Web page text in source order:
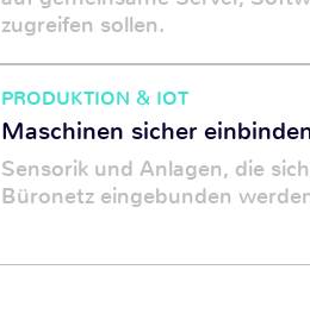
zugreifen sollen.
PRODUKTION & IOT
Maschinen sicher
Sensorik und Anlagen, die
Büronetz eingebunden